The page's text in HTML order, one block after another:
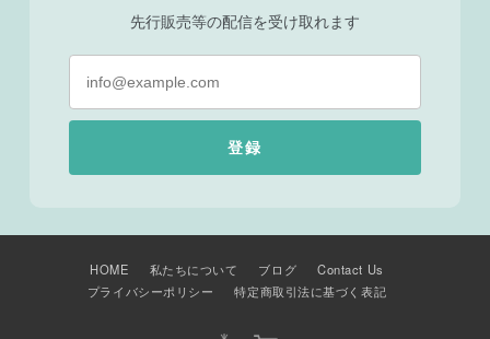
先行販売等の配信を受け取れます
登録
HOME 私たちについて ブログ
Contact Us
プライバシーポリシー
特定商取引法に基づく表記